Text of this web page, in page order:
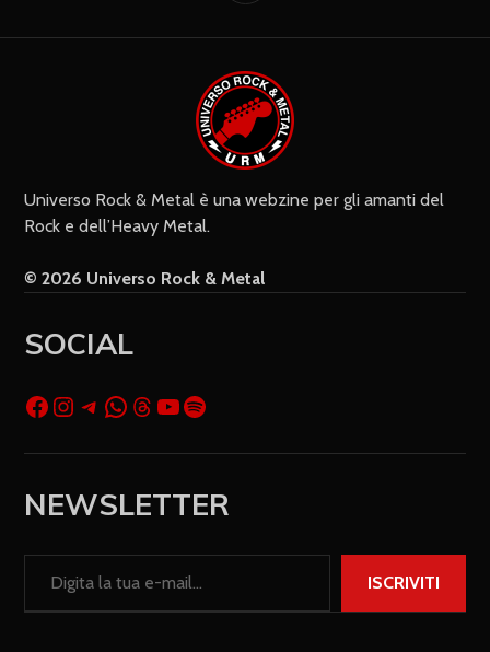
Universo Rock & Metal è una webzine per gli amanti del
Rock e dell’Heavy Metal.
© 2026 Universo Rock & Metal
SOCIAL
NEWSLETTER
ISCRIVITI